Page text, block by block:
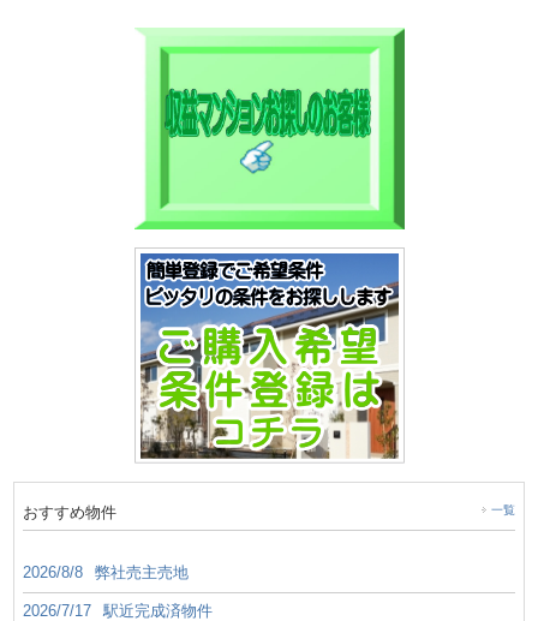
おすすめ物件 一覧
2026/8/8 弊社売主売地
2026/7/17 駅近完成済物件